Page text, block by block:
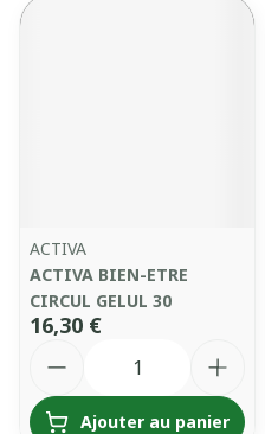
ACTIVA
ACTIVA BIEN-ETRE
CIRCUL GELUL 30
16,30 €
Ajouter au panier